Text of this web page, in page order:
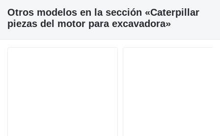
Otros modelos en la sección «Caterpillar
piezas del motor para excavadora»